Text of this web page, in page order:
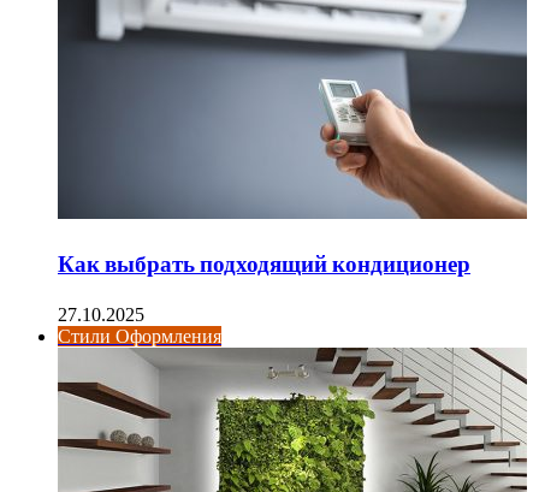
Как выбрать подходящий кондиционер
27.10.2025
Стили Оформления